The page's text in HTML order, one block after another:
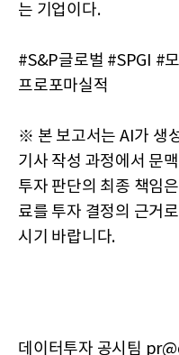
는 기업이다.
#S&P글로벌 #SPGI #
프로포마실적
※ 본 보고서는 AI가 생
기사 작성 과정에서 문
투자 판단의 최종 책임
료를 투자 결정의 근거
시기 바랍니다.
데이터투자 공시팀